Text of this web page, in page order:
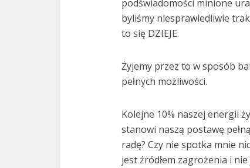
podświadomości minione
byliśmy niesprawiedliwie
to się DZIEJE.
Żyjemy przez to w sposób
pełnych możliwości.
Kolejne 10% naszej energii
stanowi naszą postawę
radę? Czy nie spotka mnie
jest źródłem zagrożenia i